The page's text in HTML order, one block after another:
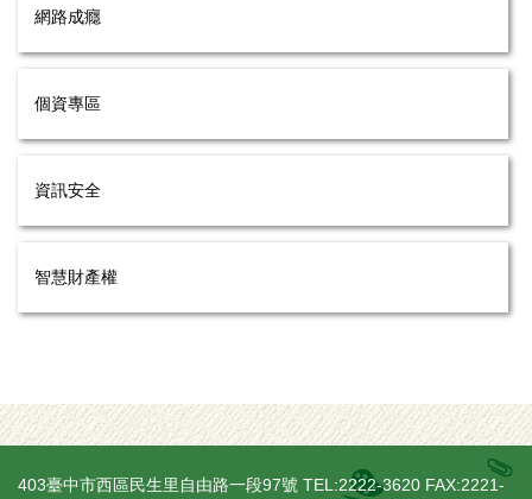
網路成癮
個資專區
資訊安全
智慧財產權
403臺中市西區民生里自由路一段97號 TEL:2222-3620 FAX:2221-